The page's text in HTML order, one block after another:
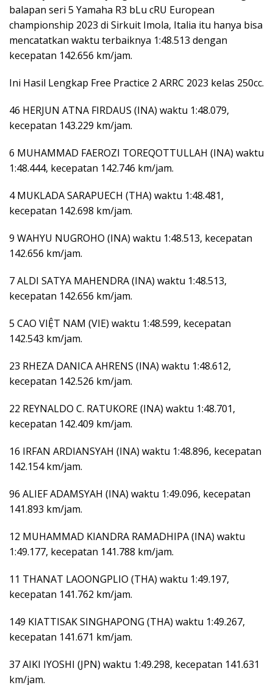
balapan seri 5 Yamaha R3 bLu cRU European
championship 2023 di Sirkuit Imola, Italia itu hanya bisa
mencatatkan waktu terbaiknya 1:48.513 dengan
kecepatan 142.656 km/jam.
Ini Hasil Lengkap Free Practice 2 ARRC 2023 kelas 250cc.
46 HERJUN ATNA FIRDAUS (INA) waktu 1:48.079,
kecepatan 143.229 km/jam.
6 MUHAMMAD FAEROZI TOREQOTTULLAH (INA) waktu
1:48.444, kecepatan 142.746 km/jam.
4 MUKLADA SARAPUECH (THA) waktu 1:48.481,
kecepatan 142.698 km/jam.
9 WAHYU NUGROHO (INA) waktu 1:48.513, kecepatan
142.656 km/jam.
7 ALDI SATYA MAHENDRA (INA) waktu 1:48.513,
kecepatan 142.656 km/jam.
5 CAO VIỆT NAM (VIE) waktu 1:48.599, kecepatan
142.543 km/jam.
23 RHEZA DANICA AHRENS (INA) waktu 1:48.612,
kecepatan 142.526 km/jam.
22 REYNALDO C. RATUKORE (INA) waktu 1:48.701,
kecepatan 142.409 km/jam.
16 IRFAN ARDIANSYAH (INA) waktu 1:48.896, kecepatan
142.154 km/jam.
96 ALIEF ADAMSYAH (INA) waktu 1:49.096, kecepatan
141.893 km/jam.
12 MUHAMMAD KIANDRA RAMADHIPA (INA) waktu
1:49.177, kecepatan 141.788 km/jam.
11 THANAT LAOONGPLIO (THA) waktu 1:49.197,
kecepatan 141.762 km/jam.
149 KIATTISAK SINGHAPONG (THA) waktu 1:49.267,
kecepatan 141.671 km/jam.
37 AIKI IYOSHI (JPN) waktu 1:49.298, kecepatan 141.631
km/jam.